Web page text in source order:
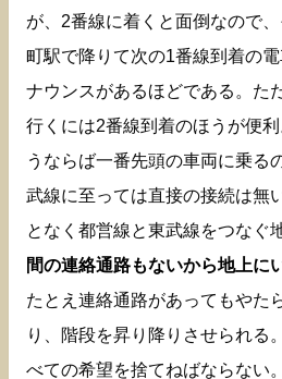
が、2番線に着くと面倒なので
町駅で降りて次の1番線到着の
ナウンスがあるほどである。た
行くには2番線到着のほうが便
うならば一番先頭の車両に乗る
武線に至っては直接の接続は無
となく都営線と東武線をつなぐ
間の連絡通路もないから地上に
たとえ連絡通路があってもやた
り、階段を昇り降りさせられる
べての希望を捨てねばならない